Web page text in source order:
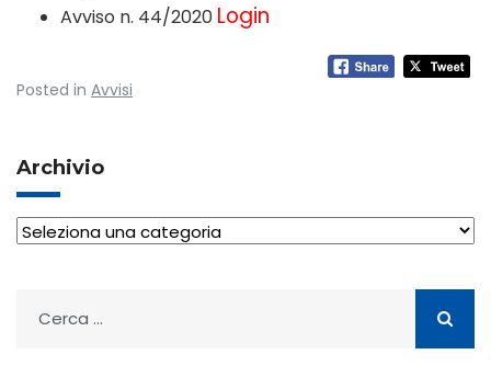
Avviso n. 44/2020 Login
Posted in Avvisi
Archivio
Archivio
per: